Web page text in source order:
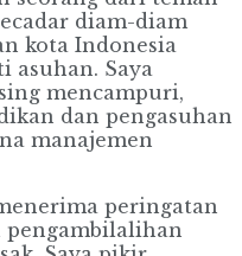
diam-diam
kota Indonesia
Saya
mencampuri,
dan pengasuhan
manajemen
peringatan